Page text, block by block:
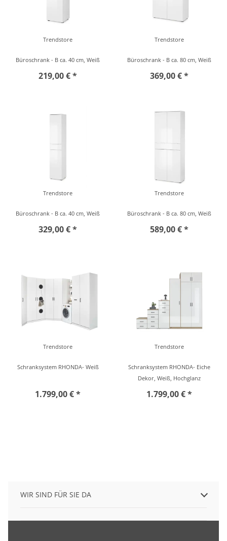
Trendstore
Büroschrank - B ca. 40 cm, Weiß
219,00 € *
Trendstore
Büroschrank - B ca. 80 cm, Weiß
369,00 € *
Trendstore
Büroschrank - B ca. 40 cm, Weiß
329,00 € *
Trendstore
Büroschrank - B ca. 80 cm, Weiß
589,00 € *
Trendstore
Schranksystem RHONDA- Weiß
1.799,00 € *
Trendstore
Schranksystem RHONDA- Eiche
Dekor, Weiß, Hochglanz
1.799,00 € *
WIR SIND FÜR SIE DA